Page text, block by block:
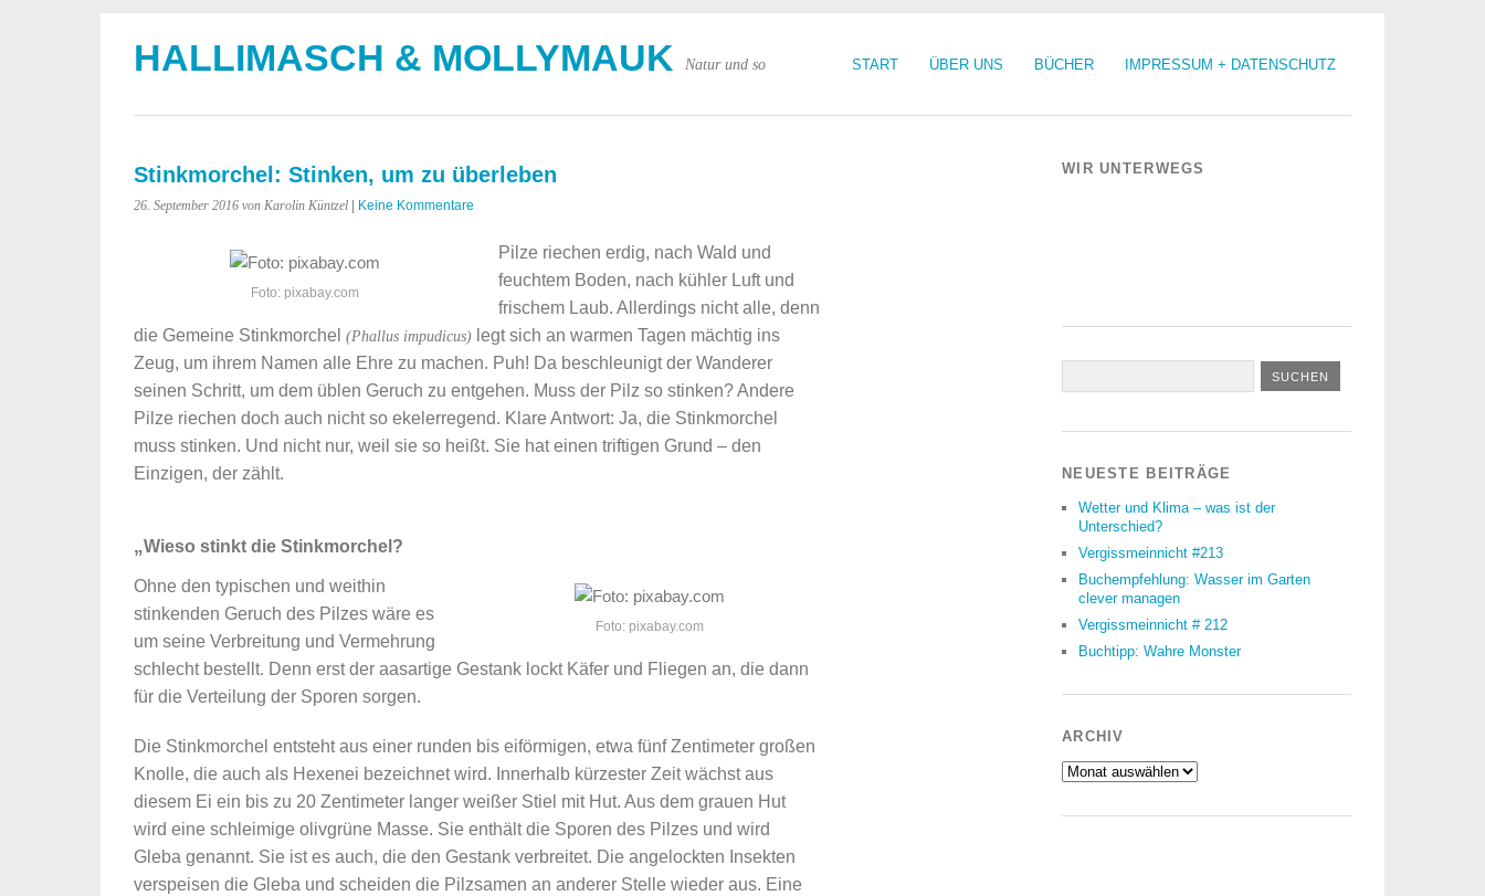
START ÜBER UNS BÜCHER IMPRESSUM + DATENSCHUTZ
HALLIMASCH & MOLLYMAUK Natur und so
Stinkmorchel: Stinken, um zu überleben
26. September 2016 von Karolin Küntzel Keine Kommentare
Foto: pixabay.com
Pilze riechen erdig, nach Wald und
feuchtem Boden, nach kühler Luft und
frischem Laub. Allerdings nicht alle, denn
die Gemeine Stinkmorchel (Phallus impudicus) legt sich an warmen Tagen mächtig ins
Zeug, um ihrem Namen alle Ehre zu machen. Puh! Da beschleunigt der Wanderer
seinen Schritt, um dem üblen Geruch zu entgehen. Muss der Pilz so stinken? Andere
Pilze riechen doch auch nicht so ekelerregend. Klare Antwort: Ja, die Stinkmorchel
muss stinken. Und nicht nur, weil sie so heißt. Sie hat einen triftigen Grund – den
Einzigen, der zählt.
„Wieso stinkt die Stinkmorchel?
Foto: pixabay.com
Ohne den typischen und weithin
stinkenden Geruch des Pilzes wäre es
um seine Verbreitung und Vermehrung
schlecht bestellt. Denn erst der aasartige Gestank lockt Käfer und Fliegen an, die dann
für die Verteilung der Sporen sorgen.
Die Stinkmorchel entsteht aus einer runden bis eiförmigen, etwa fünf Zentimeter großen
Knolle, die auch als Hexenei bezeichnet wird. Innerhalb kürzester Zeit wächst aus
diesem Ei ein bis zu 20 Zentimeter langer weißer Stiel mit Hut. Aus dem grauen Hut
wird eine schleimige olivgrüne Masse. Sie enthält die Sporen des Pilzes und wird
Gleba genannt. Sie ist es auch, die den Gestank verbreitet. Die angelockten Insekten
verspeisen die Gleba und scheiden die Pilzsamen an anderer Stelle wieder aus. Eine
WIR UNTERWEGS
NEUESTE BEITRÄGE
Wetter und Klima – was ist der
Unterschied?
Vergissmeinnicht #213
Buchempfehlung: Wasser im Garten
clever managen
Vergissmeinnicht # 212
Buchtipp: Wahre Monster
ARCHIV
Archiv